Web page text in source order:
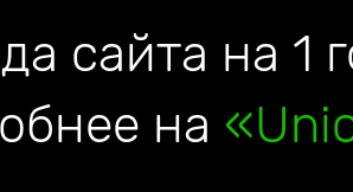
сайта на 1
на